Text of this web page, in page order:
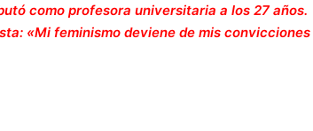
como profesora universitaria a los 27 años.
«Mi feminismo deviene de mis convicciones